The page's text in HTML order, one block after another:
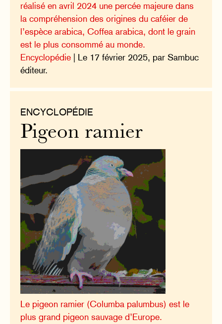
réalisé en avril 2024 une percée majeure dans
la compréhension des origines du caféier de
l’espèce arabica, Coffea arabica, dont le grain
est le plus consommé au monde.
Encyclopédie | Le 17 février 2025, par Sambuc
éditeur.
ENCYCLOPÉDIE
Pigeon ramier
Le pigeon ramier (Columba palumbus) est le
plus grand pigeon sauvage d’Europe.